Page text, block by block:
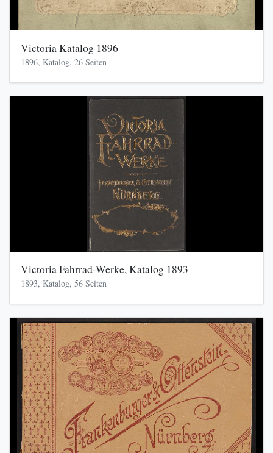
Victoria Katalog 1896
1896, Katalog, 26 Seiten
Victoria Fahrrad-Werke, Katalog 1893
1893, Katalog, 56 Seiten